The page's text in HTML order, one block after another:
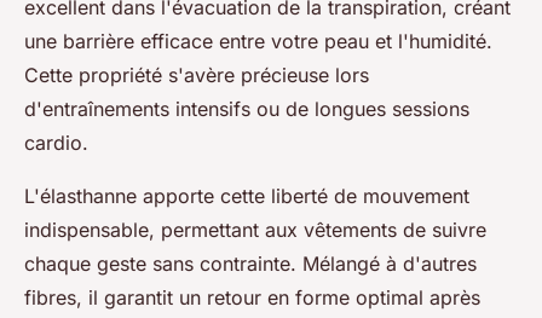
excellent dans l'évacuation de la transpiration, créant
une barrière efficace entre votre peau et l'humidité.
Cette propriété s'avère précieuse lors
d'entraînements intensifs ou de longues sessions
cardio.
L'élasthanne apporte cette liberté de mouvement
indispensable, permettant aux vêtements de suivre
chaque geste sans contrainte. Mélangé à d'autres
fibres, il garantit un retour en forme optimal après